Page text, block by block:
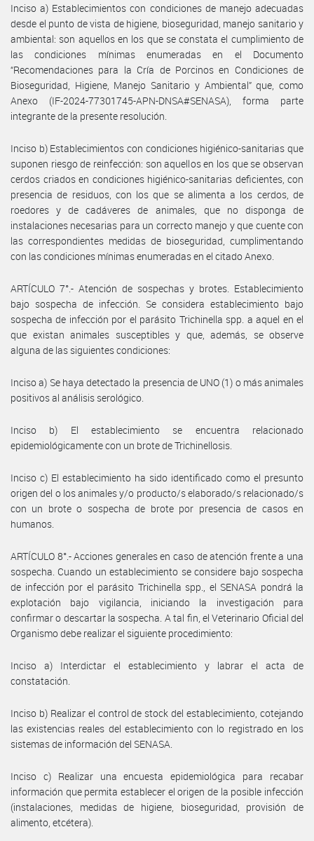
Inciso a) Establecimientos con condiciones de manejo adecuadas
desde el punto de vista de higiene, bioseguridad, manejo sanitario y
ambiental: son aquellos en los que se constata el cumplimiento de
las condiciones mínimas enumeradas en el Documento
“Recomendaciones para la Cría de Porcinos en Condiciones de
Bioseguridad, Higiene, Manejo Sanitario y Ambiental” que, como
Anexo (IF-2024-77301745-APN-DNSA#SENASA), forma parte
integrante de la presente resolución.
Inciso b) Establecimientos con condiciones higiénico-sanitarias que
suponen riesgo de reinfección: son aquellos en los que se observan
cerdos criados en condiciones higiénico-sanitarias deficientes, con
presencia de residuos, con los que se alimenta a los cerdos, de
roedores y de cadáveres de animales, que no disponga de
instalaciones necesarias para un correcto manejo y que cuente con
las correspondientes medidas de bioseguridad, cumplimentando
con las condiciones mínimas enumeradas en el citado Anexo.
ARTÍCULO 7°.- Atención de sospechas y brotes. Establecimiento
bajo sospecha de infección. Se considera establecimiento bajo
sospecha de infección por el parásito Trichinella spp. a aquel en el
que existan animales susceptibles y que, además, se observe
alguna de las siguientes condiciones:
Inciso a) Se haya detectado la presencia de UNO (1) o más animales
positivos al análisis serológico.
Inciso b) El establecimiento se encuentra relacionado
epidemiológicamente con un brote de Trichinellosis.
Inciso c) El establecimiento ha sido identificado como el presunto
origen del o los animales y/o producto/s elaborado/s relacionado/s
con un brote o sospecha de brote por presencia de casos en
humanos.
ARTÍCULO 8°.- Acciones generales en caso de atención frente a una
sospecha. Cuando un establecimiento se considere bajo sospecha
de infección por el parásito Trichinella spp., el SENASA pondrá la
explotación bajo vigilancia, iniciando la investigación para
confirmar o descartar la sospecha. A tal fin, el Veterinario Oficial del
Organismo debe realizar el siguiente procedimiento:
Inciso a) Interdictar el establecimiento y labrar el acta de
constatación.
Inciso b) Realizar el control de stock del establecimiento, cotejando
las existencias reales del establecimiento con lo registrado en los
sistemas de información del SENASA.
Inciso c) Realizar una encuesta epidemiológica para recabar
información que permita establecer el origen de la posible infección
(instalaciones, medidas de higiene, bioseguridad, provisión de
alimento, etcétera).